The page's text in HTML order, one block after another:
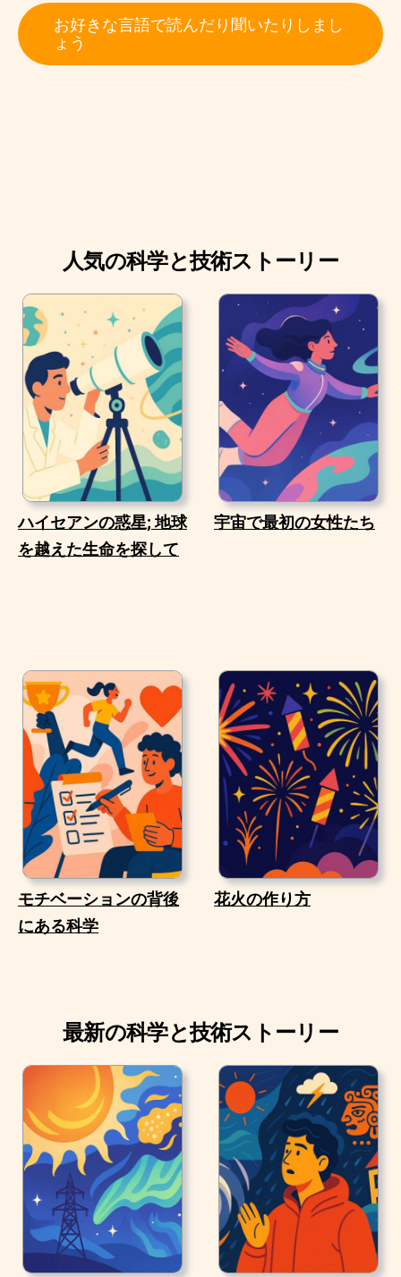
お好きな言語で読んだり聞いたりしまし
ょう
人気の科学と技術ストーリー
ハイセアンの惑星; 地球
を越えた生命を探して
宇宙で最初の女性たち
モチベーションの背後
にある科学
花火の作り方
最新の科学と技術ストーリー